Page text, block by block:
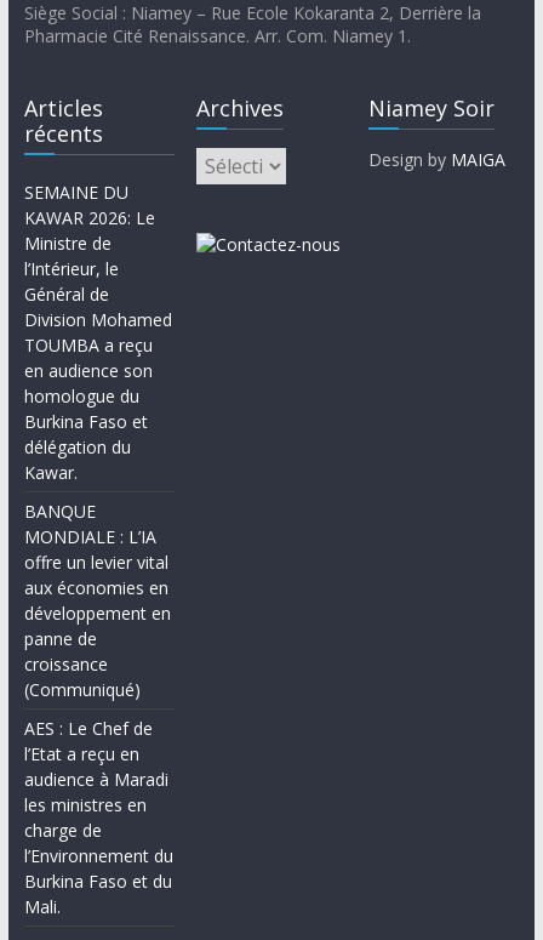
Siège Social : Niamey – Rue Ecole Kokaranta 2, Derrière la
Pharmacie Cité Renaissance. Arr. Com. Niamey 1.
Articles
récents
SEMAINE DU
KAWAR 2026: Le
Ministre de
l’Intérieur, le
Général de
Division Mohamed
TOUMBA a reçu
en audience son
homologue du
Burkina Faso et
délégation du
Kawar.
BANQUE
MONDIALE : L’IA
offre un levier vital
aux économies en
développement en
panne de
croissance
(Communiqué)
AES : Le Chef de
l’Etat a reçu en
audience à Maradi
les ministres en
charge de
l’Environnement du
Burkina Faso et du
Mali.
Archives Niamey Soir
Design by MAIGA